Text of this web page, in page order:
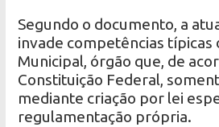
Segundo o documento, a
invade competências típicas
Municipal, órgão que, de
Constituição Federal,
mediante criação por lei
regulamentação própria.